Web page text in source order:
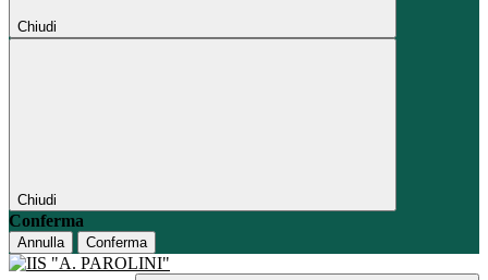
Chiudi
Chiudi
Conferma
Annulla Conferma